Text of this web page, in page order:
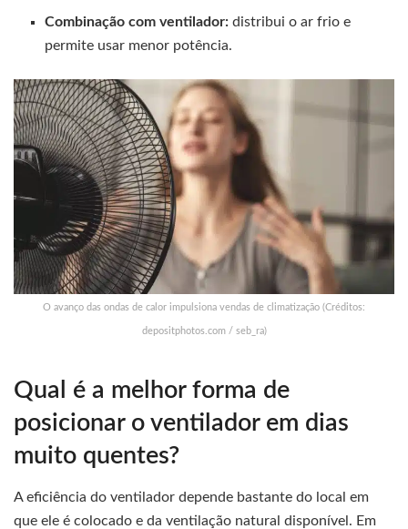
Combinação com ventilador: distribui o ar frio e
permite usar menor potência.
O avanço das ondas de calor impulsiona vendas de climatização (Créditos:
depositphotos.com / seb_ra)
Qual é a melhor forma de
posicionar o ventilador em dias
muito quentes?
A eficiência do ventilador depende bastante do local em
que ele é colocado e da ventilação natural disponível. Em